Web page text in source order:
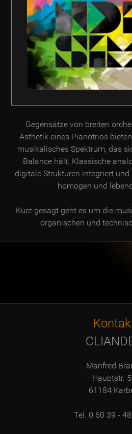
Gegensätze von breiten
Ästhetik eines Pianotrios
musikalisches Spektrum, das
Balance hält. Klassische
digitale Strukturen integriert
homogen und
Kurz gesagt geht es um die
organischen und
Manfred
Hauptstr.
61184
Tel. 0 60 39 -